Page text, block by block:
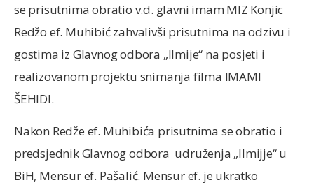
se prisutnima obratio v.d. glavni imam MIZ Konjic
Redžo ef. Muhibić zahvalivši prisutnima na odzivu i
gostima iz Glavnog odbora „Ilmije“ na posjeti i
realizovanom projektu snimanja filma IMAMI
ŠEHIDI.
Nakon Redže ef. Muhibića prisutnima se obratio i
predsjednik Glavnog odbora udruženja „Ilmijje“ u
BiH, Mensur ef. Pašalić. Mensur ef. je ukratko